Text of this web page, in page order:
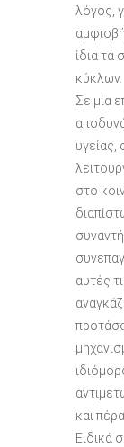
λόγος,
ίδια τα
κύκλων.
Σε μία
υγείας,
στο
αυτές
και
Ειδικά